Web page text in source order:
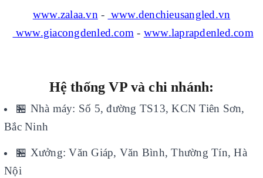
www.zalaa.vn - www.denchieusangled.vn
www.giacongdenled.com - www.laprapdenled.com
Hệ thống VP và chi nhánh:
🏪 Nhà máy: Số 5, đường TS13, KCN Tiên Sơn,
Bắc Ninh
🏪 Xưởng: Văn Giáp, Văn Bình, Thường Tín, Hà
Nội